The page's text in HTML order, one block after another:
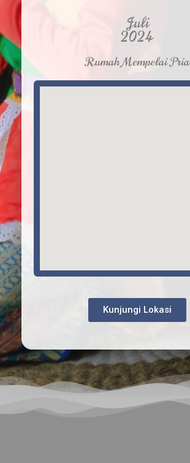
Juli
2024
Rumah Mempelai Pria
Kunjungi Lokasi